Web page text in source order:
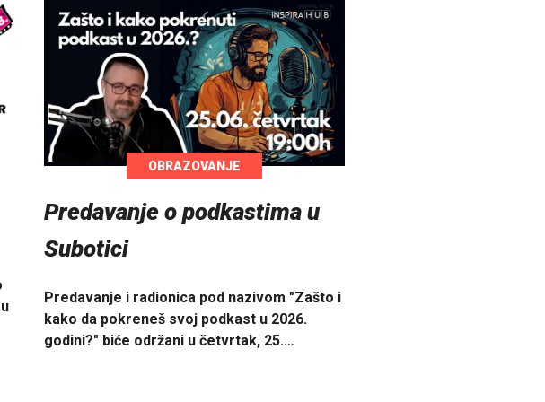
OBRAZOVANJE
Predavanje o podkastima u
Subotici
Predavanje i radionica pod nazivom "Zašto i
kako da pokreneš svoj podkast u 2026.
godini?" biće održani u četvrtak, 25.…